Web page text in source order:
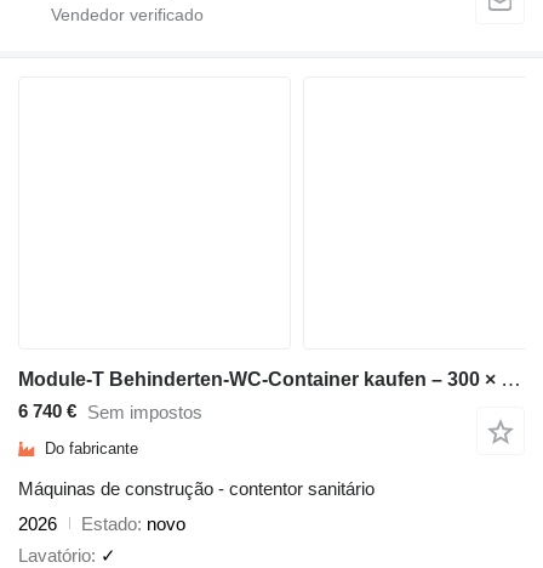
Module-T Behinderten-WC-Container kaufen – 300 × 240 cm, 7,2 m² | NEU
6 740 € Sem impostos
Do fabricante
Máquinas de construção - contentor sanitário
2026
Estado novo
Lavatório ✓